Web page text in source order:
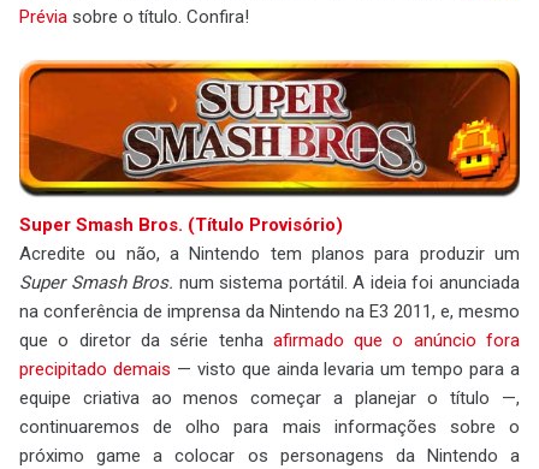
Prévia sobre o título. Confira!
Super Smash Bros. (Título Provisório)
Acredite ou não, a Nintendo tem planos para produzir um
Super Smash Bros. num sistema portátil. A ideia foi anunciada
na conferência de imprensa da Nintendo na E3 2011, e, mesmo
que o diretor da série tenha afirmado que o anúncio fora
precipitado demais — visto que ainda levaria um tempo para a
equipe criativa ao menos começar a planejar o título —,
continuaremos de olho para mais informações sobre o
próximo game a colocar os personagens da Nintendo a